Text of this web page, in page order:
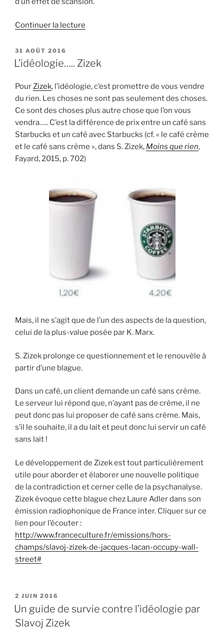
Continuer la lecture
politiques de
of
throne »
PUBLIÉ
LE
31 AOÛT 2016
L’idéologie….. Zizek
PourZizek, l’idéologie, c’est promettre de vous vendre
du rien. Les choses ne sont pas seulement des choses.
Ce sont des choses plus autre chose que l’on vous
vendra….. C’est la différence de prix entre un café sans
Starbucks et un café avec Starbucks (cf. « le café crème
et le café sans crème », dans S. Zizek, Moins que rien,
Fayard, 2015, p. 702)
Mais, il ne s’agit que de l’un des aspects de la question,
celui de la plus-value posée par K. Marx.
S. Zizek prolonge ce questionnement et le renouvèle à
partir d’une blague.
Dans un café, un client demande un café sans crème.
Le serveur lui répond que, n’ayant pas de crème, il ne
peut donc pas lui proposer de café sans crème. Mais,
s’il le souhaite, il a du lait et peut donc lui servir un café
sans lait !
Le développement de Zizek est tout particulièrement
utile pour aborder et élaborer une nouvelle politique
de la contradiction et cerner celle de la psychanalyse.
Zizek évoque cette blague chez Laure Adler dans son
émission radiophonique de France inter. Cliquer sur ce
lien pour l’écouter :
http://www.franceculture.fr/emissions/hors-
champs/slavoj-zizek-de-jacques-lacan-occupy-wall-
street#
PUBLIÉ
LE
2 JUIN 2016
Un guide de survie contre l’idéologie par
Slavoj Zizek